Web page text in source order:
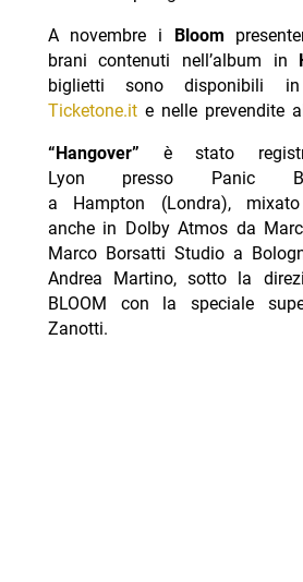
A novembre i Bloom
brani contenuti nell’album in
biglietti sono disponibili
Ticketone.ite nelle prevendite
“Hangover” è stato
Lyon presso Panic
a Hampton (Londra),
anche in Dolby Atmos da
Marco Borsatti Studio a
Andrea Martino, sotto la
BLOOM con la speciale
Zanotti.